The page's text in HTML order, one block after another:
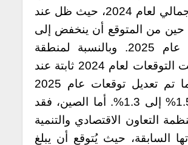
المحلي الإجمالي لعام 2024، حيث ظل عند
حين من المتوقع أن ينخفض إلى
1.6% في عام 2025. وبالنسبة لمنطقة
اليورو، بقيت التوقعات لعام 2024 ثابتة عند
0.6%، بينما تم تعديل توقعات عام 2025
نزولاً من 1.5% إلى 1.3%. أما الصين، فقد
التعاون الاقتصادي والتنمية
السابقة، حيث يُتوقع أن يبلغ